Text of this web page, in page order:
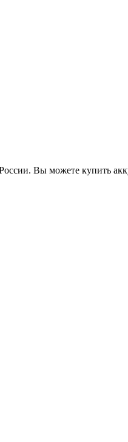
Вы можете купить